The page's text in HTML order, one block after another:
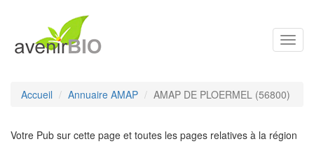
Accueil Annuaire AMAP AMAP DE PLOERMEL (56800)
Votre Pub sur cette page et toutes les pages relatives à la région